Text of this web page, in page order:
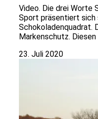
Video. Die drei Worte
Sport präsentiert sich
Schokoladenquadrat.
Markenschutz.
23. Juli 2020